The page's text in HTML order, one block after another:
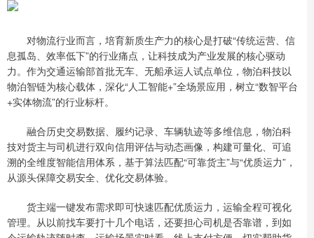
对物流行业而言，培育新质生产力的核心是打破“传统运营、信
息孤岛、效率低下”的行业痛点，让科技成为产业发展的核心驱动
力。作为交通运输部首批无车、无船承运人试点单位，物泊科技以
物泊智链为核心载体，深化“人工智能+”全场景应用，树立“数智平台
+实体物流”的行业标杆。
融合历史交易数据、履约记录、车辆轨迹等多维信息，物泊科
技对货主与司机进行双向信用评估与动态画像，构建可量化、可追
溯的全维度智能信用体系，基于算法匹配“可靠货主”与“优质运力”，
从源头保障交易安全、优化交易体验。
货主端一键发布需求即可快速匹配优质运力，运输全程可视化
管理。从以前找车要打十几个电话，还要担心司机是否靠谱，到如